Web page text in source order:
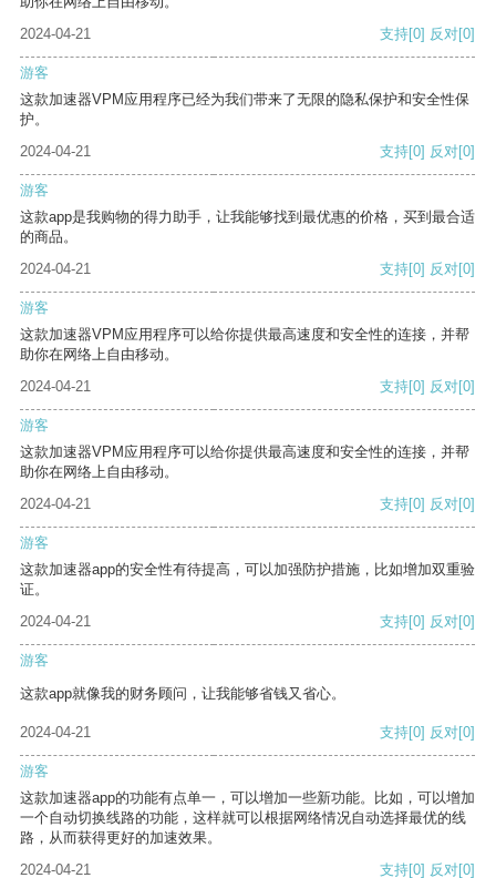
2024-04-21
支持[0] 反对[0]
游客
这款加速器VPM应用程序已经为我们带来了无限的隐私保护和安全性保
护。
2024-04-21
支持[0] 反对[0]
游客
这款app是我购物的得力助手，让我能够找到最优惠的价格，买到最合适
的商品。
2024-04-21
支持[0] 反对[0]
游客
这款加速器VPM应用程序可以给你提供最高速度和安全性的连接，并帮
助你在网络上自由移动。
2024-04-21
支持[0] 反对[0]
游客
这款加速器VPM应用程序可以给你提供最高速度和安全性的连接，并帮
助你在网络上自由移动。
2024-04-21
支持[0] 反对[0]
游客
这款加速器app的安全性有待提高，可以加强防护措施，比如增加双重验
证。
2024-04-21
支持[0] 反对[0]
游客
这款app就像我的财务顾问，让我能够省钱又省心。
2024-04-21 支持[0] 反对[0]
游客
这款加速器app的功能有点单一，可以增加一些新功能。比如，可以增加
一个自动切换线路的功能，这样就可以根据网络情况自动选择最优的线
路，从而获得更好的加速效果。
2024-04-21
支持[0] 反对[0]